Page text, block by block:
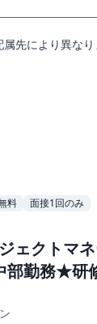
先により異なり
料 面接1回のみ
ェクトマ
勤務★研